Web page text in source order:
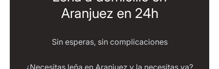
Aranjuez en 24h
Sin esperas, sin complicaciones
¿Necesitas leña en Aranjuez y la necesitas ya?